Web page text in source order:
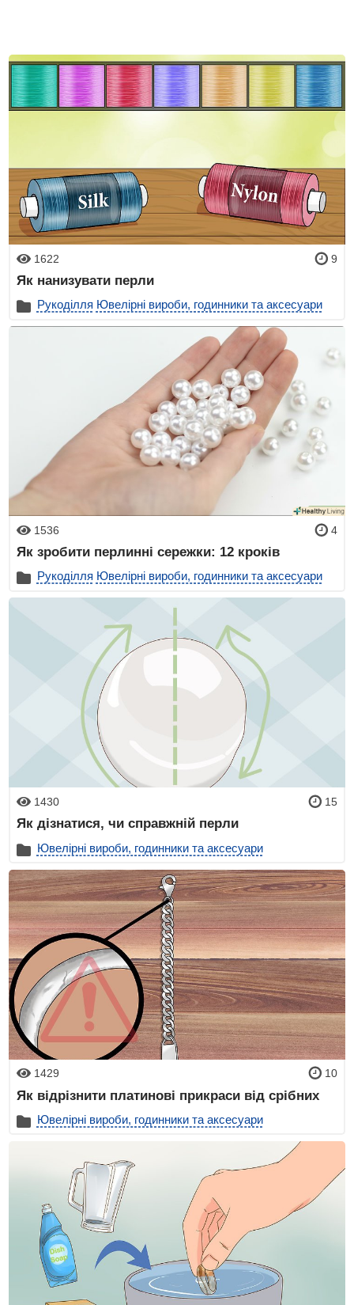
1622 9
Як нанизувати перли
Рукоділля Ювелірні вироби, годинники та аксесуари
1536 4
Як зробити перлинні сережки: 12 кроків
Рукоділля Ювелірні вироби, годинники та аксесуари
1430 15
Як дізнатися, чи справжній перли
Ювелірні вироби, годинники та аксесуари
1429 10
Як відрізнити платинові прикраси від срібних
Ювелірні вироби, годинники та аксесуари